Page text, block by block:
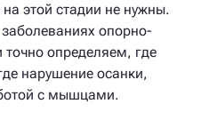
этой стадии не нужны.
опорно-
точно определяем, где
нарушение осанки,
с мышцами.